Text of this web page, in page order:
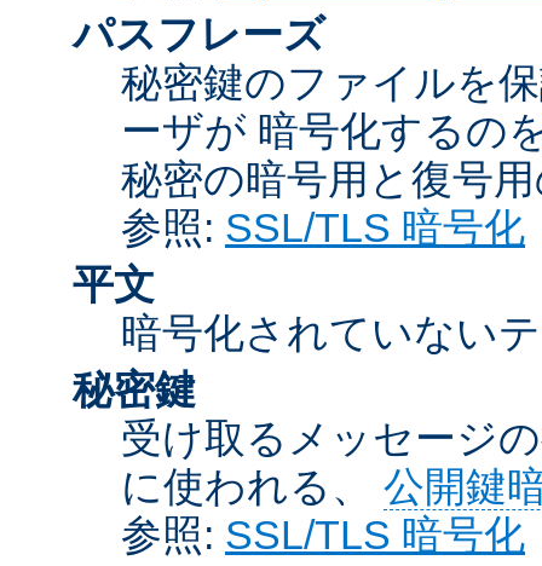
パスフレーズ
秘密鍵のファイルを
ーザが 暗号化するの
秘密の暗号用と復号
参照: SSL/TLS 暗号化
平文
暗号化されていない
秘密鍵
受け取るメッセージ
に使われる、 公開鍵
参照: SSL/TLS 暗号化